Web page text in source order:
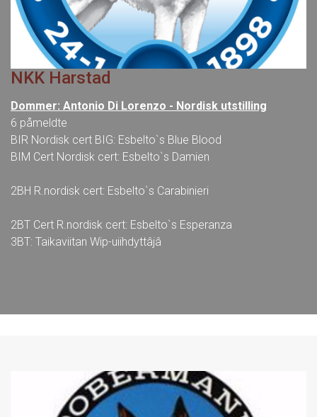
NKK Harstad
Dommer: Antonio Di Lorenzo - Nordisk utstilling
6 påmeldte
BIR Nordisk cert BIG: Esbelto`s Blue Blood
BIM Cert Nordisk cert: Esbelto`s Damien
2BH R.nordisk cert: Esbelto`s Carabinieri
2BT Cert R.nordisk cert: Esbelto`s Esperanza
3BT: Taikaviitan Wip-uiihdyttâjâ